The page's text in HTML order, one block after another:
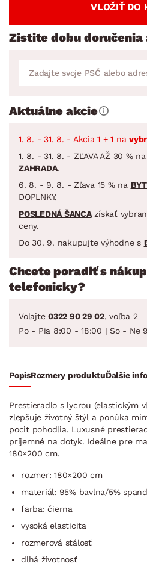
VLOŽIŤ DO
Zistite dobu
Aktuálne akcie
1. 8. - 31. 8. - Akcia 1 + 1 na
1. 8. - 31. 8. - ZĽAVA AŽ 30 %
ZAHRADA.
6. 8. - 9. 8. - Zľava 15 % na
DOPLNKY.
POSLEDNÁ ŠANCAzískať
ceny.
Do 30. 9. nakupujte výhodne s
Chcete poradiť s
telefonicky?
Volajte 0322 90 29 02, voľba 2
Po - Pia 8:00 - 18:00 | So - Ne
PopisRozmery produktuĎalšie
Prestieradlo s lycrou (elastickým
zlepšuje životný štýl a ponúka
pocit pohodlia. Luxusné
príjemné na dotyk. Ideálne pre
180×200 cm.
rozmer: 180×200 cm
materiál: 95% bavlna/5%
farba: čierna
vysoká elasticita
rozmerová stálosť
dlhá životnosť